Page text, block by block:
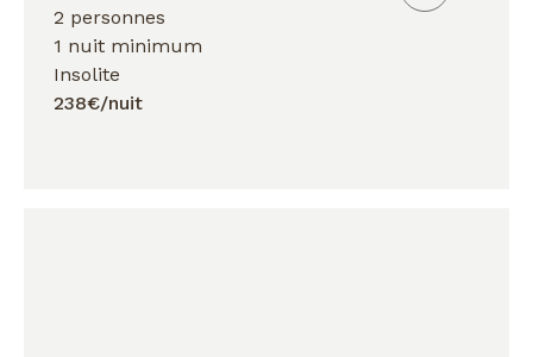
2 personnes
1 nuit minimum
Insolite
238€/nuit